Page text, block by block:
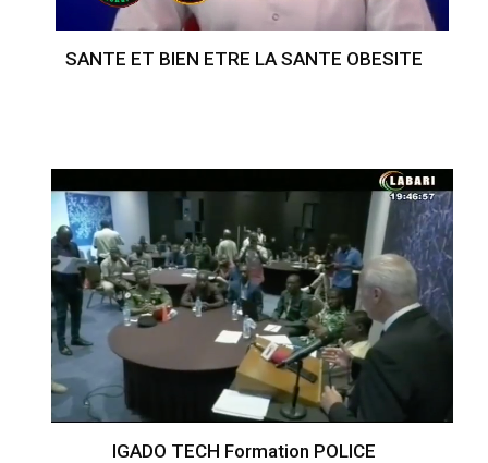
SANTE ET BIEN ETRE LA SANTE OBESITE
IGADO TECH Formation POLICE